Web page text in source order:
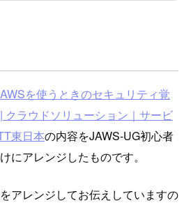
を使うときのセキュリティ覚
クラウドソリューション｜サービ
東日本の内容をJAWS-UG初心者
にアレンジしたものです。
アレンジしてお伝えしていますの